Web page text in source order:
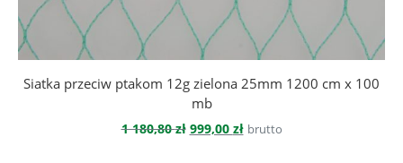
Siatka przeciw ptakom 12g zielona 25mm 1200 cm x 100
mb
1 180,80zł Pierwotna
999,00 złAktualna
brutto